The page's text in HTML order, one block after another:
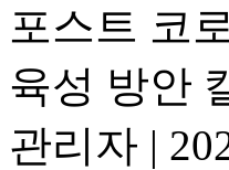
포스트 코
육성 방안
관리자 |